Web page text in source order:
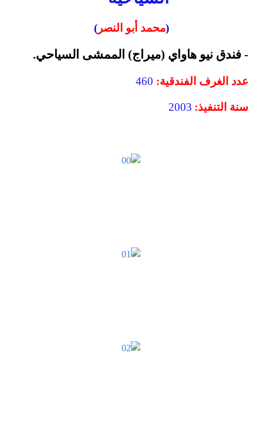
(محمد أبو النصر )
- فندق نيو هاواي (ميراج) الممشى السياحي.
عدد الغرف الفندقية:
سنة التنفيذ: 2003